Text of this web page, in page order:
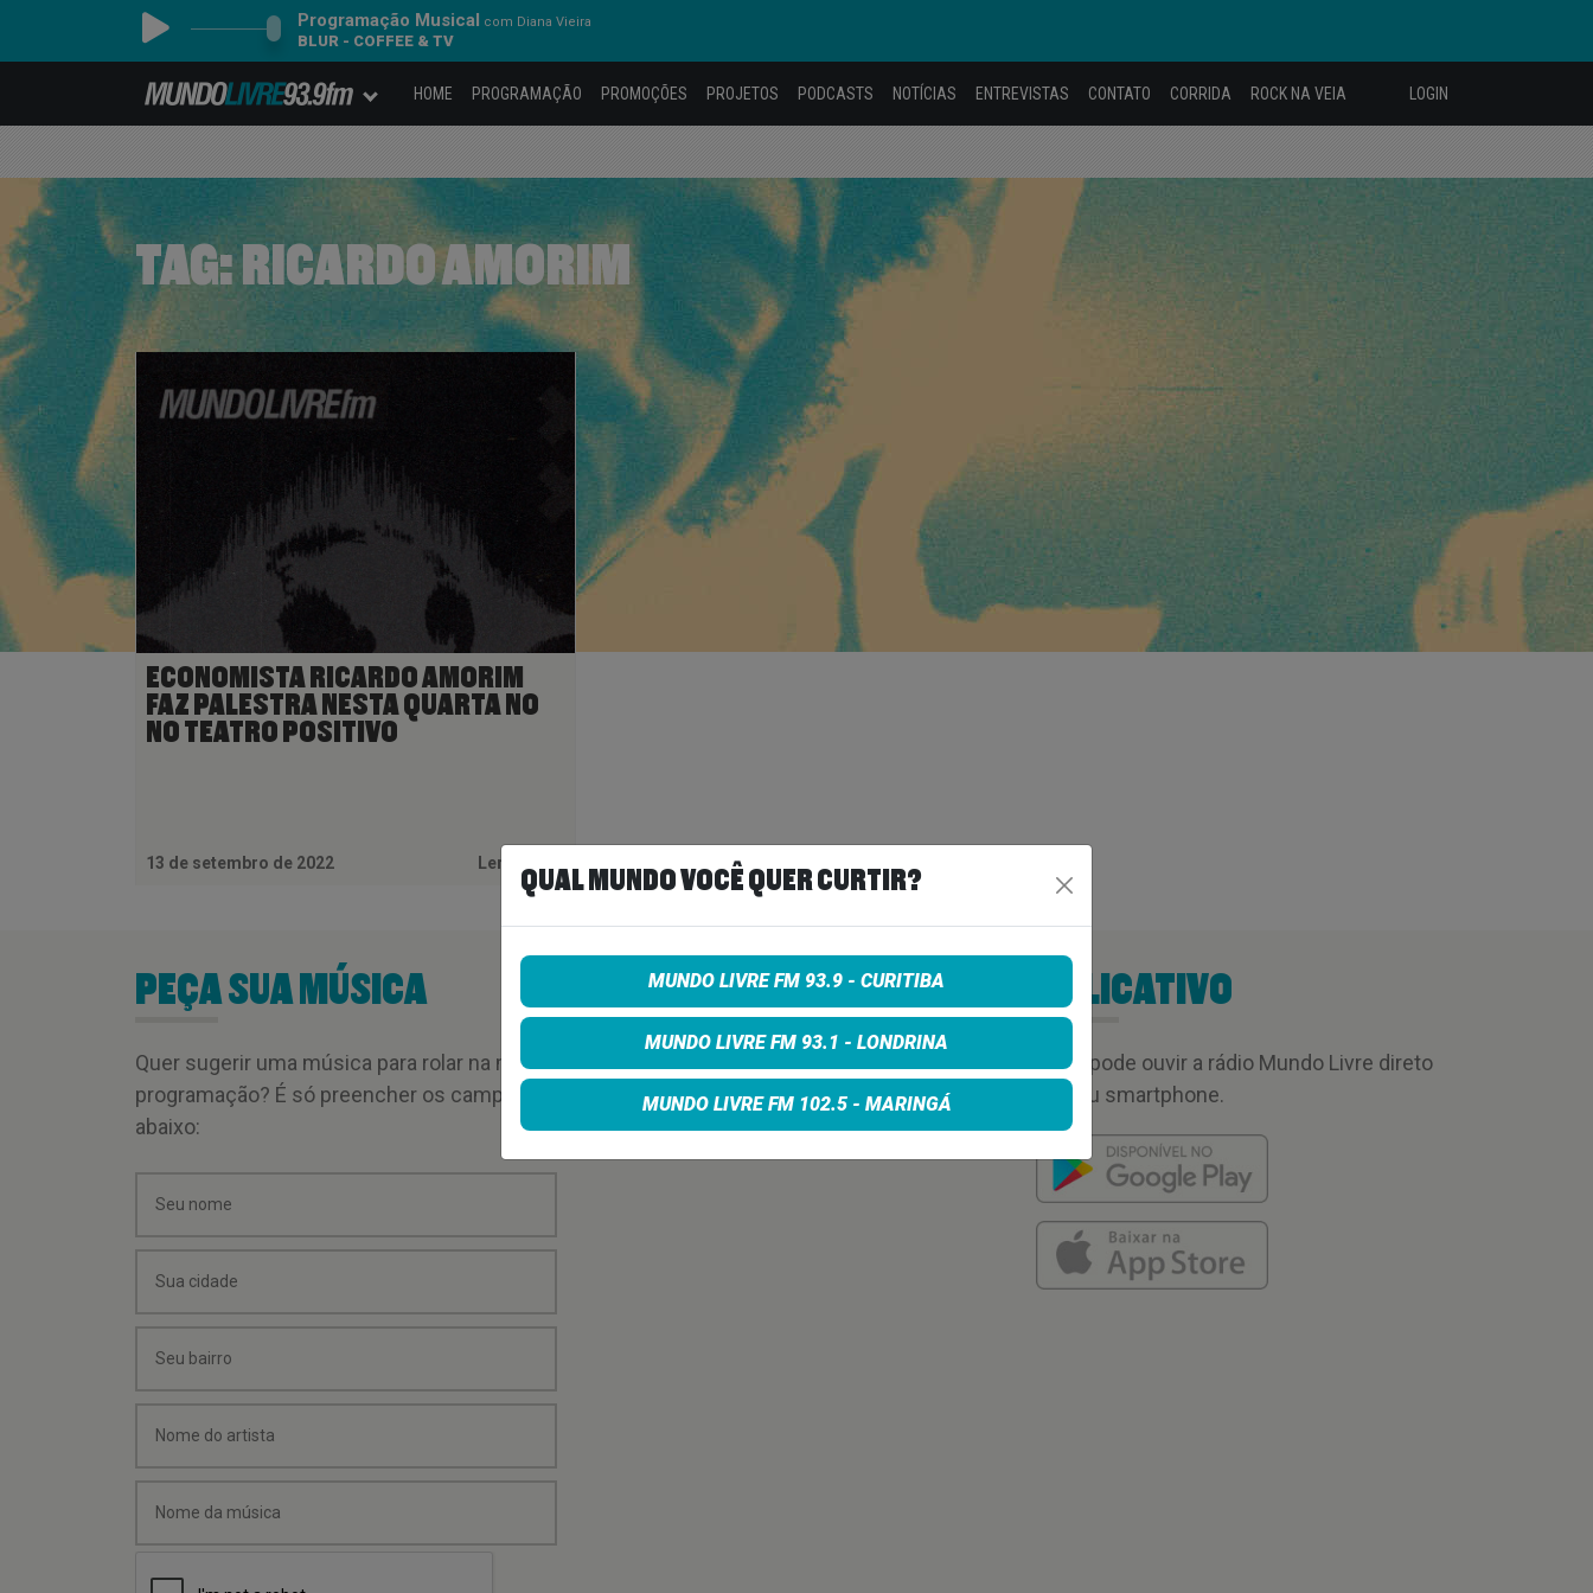
Programação Musical com Diana Vieira
BLUR - COFFEE & TV
HOME PROGRAMAÇÃO PROMOÇÕES PROJETOS PODCASTS NOTÍCIAS ENTREVISTAS CONTATO CORRIDA ROCK NA VEIA LOGIN
TAG: RICARDO AMORIM
ECONOMISTA RICARDO AMORIM
FAZ PALESTRA NESTA QUARTA NO
NO TEATRO POSITIVO
13 de setembro de 2022 Ler Mais
PEÇA SUA MÚSICA
Quer sugerir uma música para rolar na minha
programação? É só preencher os campos
abaixo:
APLICATIVO
Você pode ouvir a rádio Mundo Livre direto
no seu smartphone.
QUAL MUNDO VOCÊ QUER CURTIR?
MUNDO LIVRE FM 93.9 - CURITIBA
MUNDO LIVRE FM 93.1 - LONDRINA
MUNDO LIVRE FM 102.5 - MARINGÁ